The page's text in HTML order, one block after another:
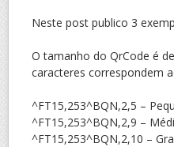
Neste post publico 3
O tamanho do QrCode é
caracteres correspondem
^FT15,253^BQN,2,5 –
^FT15,253^BQN,2,9 –
^FT15,253^BQN,2,10 –